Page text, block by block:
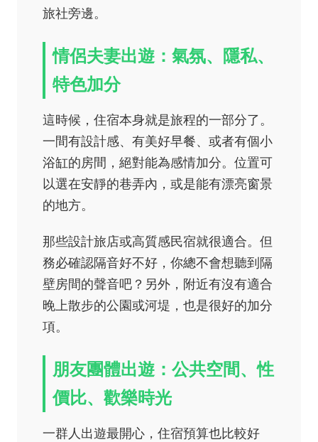
旅社旁邊。
情侶夫妻出遊：氣氛、隱私、
特色加分
這時候，住宿本身就是旅程的一部分了。
一間有設計感、有美好早餐、或者有個小
浴缸的房間，絕對能為感情加分。位置可
以選在安靜的巷弄內，或是能有漂亮窗景
的地方。
那些設計旅店或高質感民宿就很適合。但
務必確認隔音好不好，你總不會想聽到隔
壁房間的聲音吧？另外，附近有沒有適合
晚上散步的公園或河堤，也是很好的加分
項。
朋友團體出遊：公共空間、性
價比、歡樂時光
一群人出遊最開心，住宿預算也比較好